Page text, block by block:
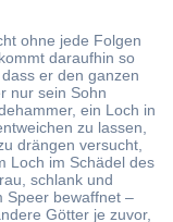
ohne jede Folgen
daraufhin so
er den ganzen
nur sein Sohn
ein Loch in
zu lassen,
drängen versucht,
Loch im Schädel des
schlank und
Speer bewaffnet –
Götter je zuvor,